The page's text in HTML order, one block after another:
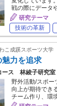
戦の際にデータ
研究テーマ
技術の革新
こ成蹊スポーツ大学
魅力を追求
ース 林綾子研究室
野外活動/スポー
向上が期待でき
チーム作り、環